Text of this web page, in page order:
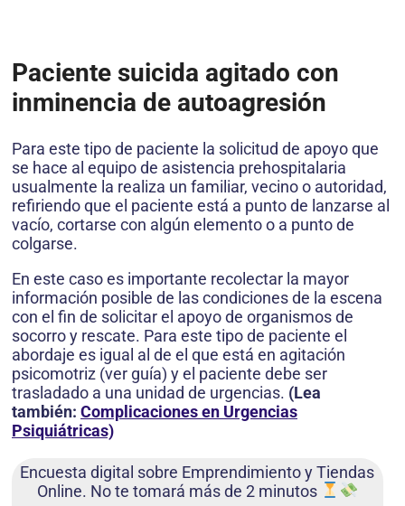
Paciente suicida agitado con
inminencia de autoagresión
Para este tipo de paciente la solicitud de apoyo que
se hace al equipo de asistencia prehospitalaria
usualmente la realiza un familiar, vecino o autoridad,
refiriendo que el paciente está a punto de lanzarse al
vacío, cortarse con algún elemento o a punto de
colgarse.
En este caso es importante recolectar la mayor
información posible de las condiciones de la escena
con el fin de solicitar el apoyo de organismos de
socorro y rescate. Para este tipo de paciente el
abordaje es igual al de el que está en agitación
psicomotriz (ver guía) y el paciente debe ser
trasladado a una unidad de urgencias. (Lea
también: Complicaciones en Urgencias
Psiquiátricas)
Encuesta digital sobre Emprendimiento y Tiendas
Online. No te tomará más de 2 minutos